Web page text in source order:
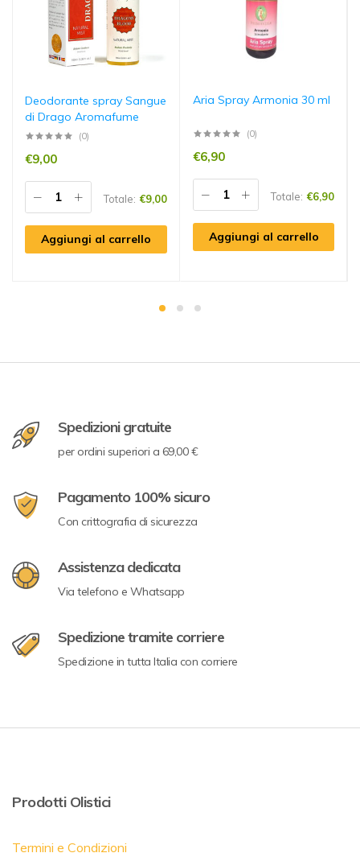
Deodorante spray Sangue
di Drago Aromafume
(0)
€9,00
Totale: €9,00
Aggiungi al carrello
Aria Spray Armonia 30 ml
(0)
€6,90
Totale: €6,90
Aggiungi al carrello
Spedizioni gratuite
per ordini superiori a 69,00 €
Pagamento 100% sicuro
Con crittografia di sicurezza
Assistenza dedicata
Via telefono e Whatsapp
Spedizione tramite corriere
Spedizione in tutta Italia con corriere
Prodotti Olistici
Termini e Condizioni